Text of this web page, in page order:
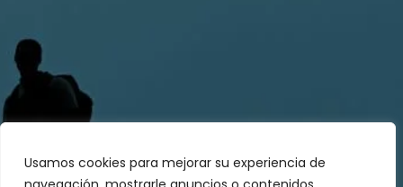
Usamos cookies para mejorar su experiencia de